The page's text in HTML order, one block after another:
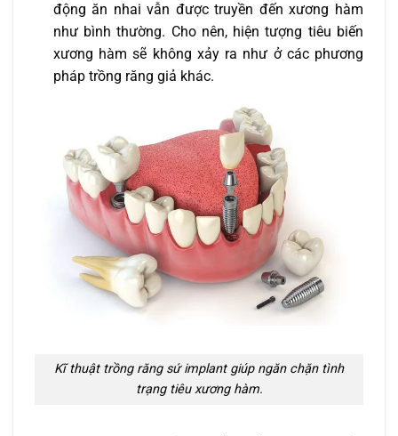
động ăn nhai vẫn được truyền đến xương hàm
như bình thường. Cho nên, hiện tượng tiêu biến
xương hàm sẽ không xảy ra như ở các phương
pháp trồng răng giả khác.
Kĩ thuật trồng răng sứ implant giúp ngăn chặn tình
trạng tiêu xương hàm.